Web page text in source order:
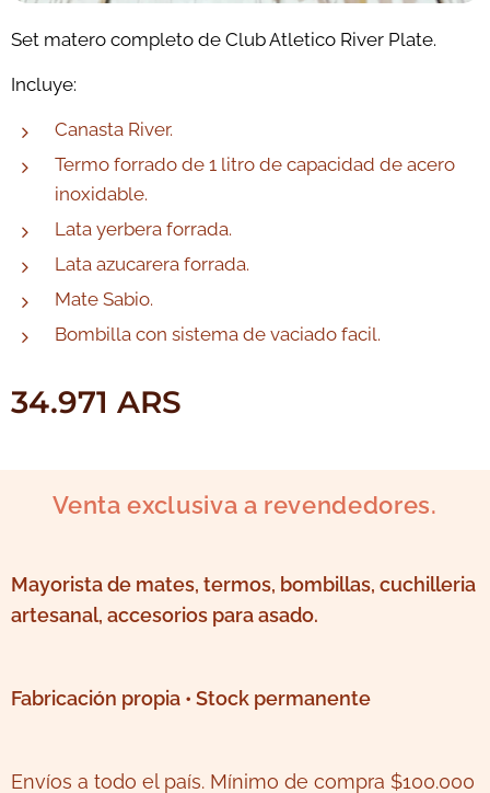
Set matero completo de Club Atletico River Plate.
Incluye:
Canasta River.
Termo forrado de 1 litro de capacidad de acero
inoxidable.
Lata yerbera forrada.
Lata azucarera forrada.
Mate Sabio.
Bombilla con sistema de vaciado facil.
34.971 ARS
Venta exclusiva a revendedores.
Mayorista de mates, termos, bombillas, cuchilleria
artesanal, accesorios para asado.
Fabricación propia • Stock permanente
Envíos a todo el país. Mínimo de compra $100.000